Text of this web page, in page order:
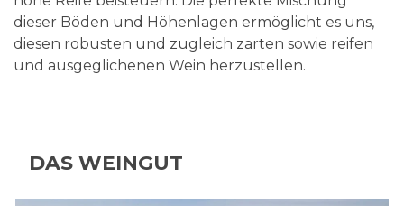
dieser Böden und Höhenlagen ermöglicht es uns,
diesen robusten und zugleich zarten sowie reifen
und ausgeglichenen Wein herzustellen.
DAS WEINGUT